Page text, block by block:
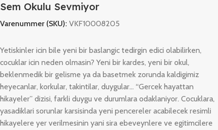
Sem Okulu Sevmiyor
Varenummer (SKU): VKF10008205
Yetiskinler icin bile yeni bir baslangic tedirgin edici olabilirken,
cocuklar icin neden olmasin? Yeni bir kardes, yeni bir okul,
beklenmedik bir gelisme ya da basetmek zorunda kaldigimiz
heyecanlar, korkular, takintilar, duygular… “Gercek hayattan
hikayeler” dizisi, farkli duygu ve durumlara odaklaniyor. Cocuklara,
yasadiklari sorunlar karsisinda yeni pencereler acabilecek resimli
hikayelere yer verilmesinin yani sira ebeveynlere ve egitimcilere